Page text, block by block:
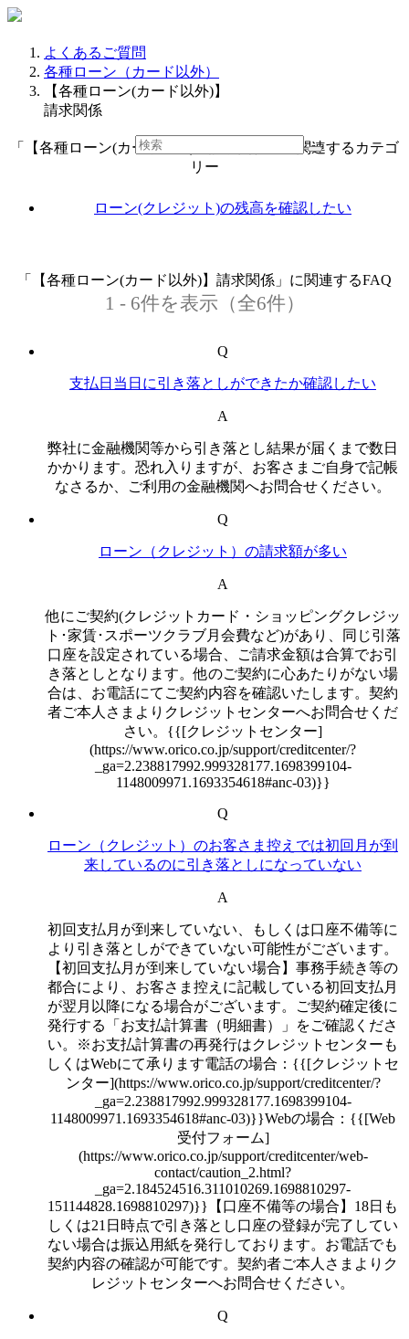
よくあるご質問
各種ローン（カード以外）
【各種ローン(カード以外)】
請求関係
「【各種ローン(カード以外)】請求関係」に関連するカテゴ
リー
ローン(クレジット)の残高を確認したい
「【各種ローン(カード以外)】請求関係」に関連するFAQ
1 - 6件を表示（全6件）
Q
支払日当日に引き落としができたか確認したい
A
弊社に金融機関等から引き落とし結果が届くまで数日
かかります。恐れ入りますが、お客さまご自身で記帳
なさるか、ご利用の金融機関へお問合せください。
Q
ローン（クレジット）の請求額が多い
A
他にご契約(クレジットカード・ショッピングクレジッ
ト･家賃･スポーツクラブ月会費など)があり、同じ引落
口座を設定されている場合、ご請求金額は合算でお引
き落としとなります。他のご契約に心あたりがない場
合は、お電話にてご契約内容を確認いたします。契約
者ご本人さまよりクレジットセンターへお問合せくだ
さい。{{[クレジットセンター]
(https://www.orico.co.jp/support/creditcenter/?
_ga=2.238817992.999328177.1698399104-
1148009971.1693354618#anc-03)}}
Q
ローン（クレジット）のお客さま控えでは初回月が到
来しているのに引き落としになっていない
A
初回支払月が到来していない、もしくは口座不備等に
より引き落としができていない可能性がございます。
【初回支払月が到来していない場合】事務手続き等の
都合により、お客さま控えに記載している初回支払月
が翌月以降になる場合がございます。ご契約確定後に
発行する「お支払計算書（明細書）」をご確認くださ
い。※お支払計算書の再発行はクレジットセンターも
しくはWebにて承ります電話の場合：{{[クレジットセ
ンター](https://www.orico.co.jp/support/creditcenter/?
_ga=2.238817992.999328177.1698399104-
1148009971.1693354618#anc-03)}}Webの場合：{{[Web
受付フォーム]
(https://www.orico.co.jp/support/creditcenter/web-
contact/caution_2.html?
_ga=2.184524516.311010269.1698810297-
151144828.1698810297)}}【口座不備等の場合】18日も
しくは21日時点で引き落とし口座の登録が完了してい
ない場合は振込用紙を発行しております。お電話でも
契約内容の確認が可能です。契約者ご本人さまよりク
レジットセンターへお問合せください。
Q